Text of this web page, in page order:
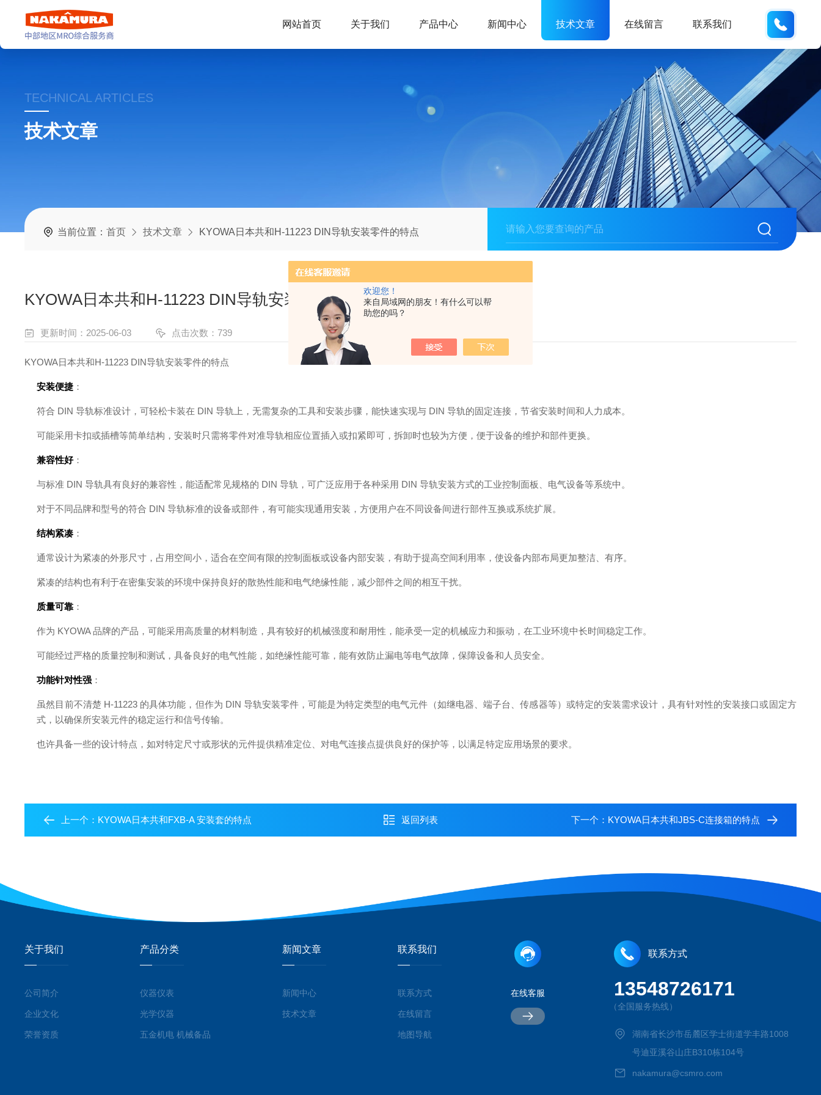
欢迎您！
来自局域网的朋友！有什么可以帮
助您的吗？
网站首页 关于我们 产品中心 新闻中心 技术文章 在线留言 联系我们
TECHNICAL ARTICLES
技术文章
当前位置：首页 技术文章 KYOWA日本共和H-11223 DIN导轨安装零件的特点
KYOWA日本共和H-11223 DIN导轨安装零件的特点
更新时间：2025-06-03 点击次数：739
KYOWA日本共和H-11223 DIN导轨安装零件的特点
安装便捷 ：
符合 DIN 导轨标准设计，可轻松卡装在 DIN 导轨上，无需复杂的工具和安装步骤，能快速实现与 DIN 导轨的固定连接，节省安装时间和人力成本。
可能采用卡扣或插槽等简单结构，安装时只需将零件对准导轨相应位置插入或扣紧即可，拆卸时也较为方便，便于设备的维护和部件更换。
兼容性好：
与标准 DIN 导轨具有良好的兼容性，能适配常见规格的 DIN 导轨，可广泛应用于各种采用 DIN 导轨安装方式的工业控制面板、电气设备等系统中。
对于不同品牌和型号的符合 DIN 导轨标准的设备或部件，有可能实现通用安装，方便用户在不同设备间进行部件互换或系统扩展。
结构紧凑 ：
通常设计为紧凑的外形尺寸，占用空间小，适合在空间有限的控制面板或设备内部安装，有助于提高空间利用率，使设备内部布局更加整洁、有序。
紧凑的结构也有利于在密集安装的环境中保持良好的散热性能和电气绝缘性能，减少部件之间的相互干扰。
质量可靠 ：
作为 KYOWA 品牌的产品，可能采用高质量的材料制造，具有较好的机械强度和耐用性，能承受一定的机械应力和振动，在工业环境中长时间稳定工作。
可能经过严格的质量控制和测试，具备良好的电气性能，如绝缘性能可靠，能有效防止漏电等电气故障，保障设备和人员安全。
功能针对性强 ：
虽然目前不清楚 H-11223 的具体功能，但作为 DIN 导轨安装零件，可能是为特定类型的电气元件（如继电器、端子台、传感器等）或特定的安装需求设计，具有针对性的安装接口或固定方
式，以确保所安装元件的稳定运行和信号传输。
也许具备一些的设计特点，如对特定尺寸或形状的元件提供精准定位、对电气连接点提供良好的保护等，以满足特定应用场景的要求。
上一个： KYOWA日本共和FXB-A 安装套的特点 返回列表 下一个： KYOWA日本共和JBS-C连接箱的特点
关于我们
公司简介
企业文化
荣誉资质
产品分类
仪器仪表
光学仪器
五金机电 机械备品
新闻文章
新闻中心
技术文章
联系我们
联系方式
在线留言
地图导航
在线客服
联系方式
13548726171
（全国服务热线）
湖南省长沙市岳麓区学士街道学丰路1008
号迪亚溪谷山庄B310栋104号
nakamura@csmro.com